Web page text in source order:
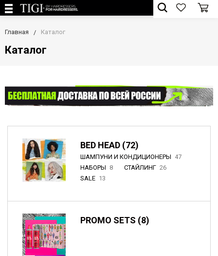
Главная Каталог
Каталог
BED HEAD (72)
ШАМПУНИ И КОНДИЦИОНЕРЫ 47
НАБОРЫ 8 СТАЙЛИНГ 26
SALE 13
PROMO SETS (8)